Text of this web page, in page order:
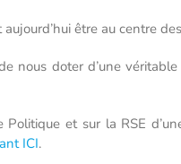
être au centre
nous doter d’une
et sur la RSE
ICI.